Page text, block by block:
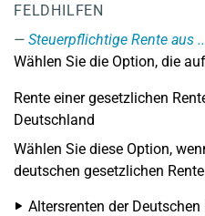
FELDHILFEN
Steuerpflichtige Rente aus
Wählen Sie die Option, die
Rente einer gesetzlichen
Deutschland
Wählen Sie diese Option,
deutschen gesetzlichen
Altersrenten der